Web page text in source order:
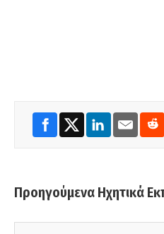
Προηγούμενα Ηχητικά